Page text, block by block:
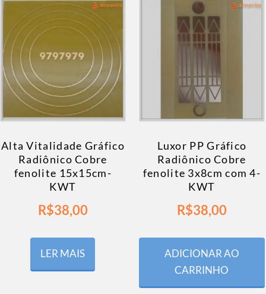
Alta Vitalidade Gráfico
Radiônico Cobre
fenolite 15x15cm-
KWT
R$38,00
LER MAIS
Luxor PP Gráfico
Radiônico Cobre
fenolite 3x8cm com 4-
KWT
R$38,00
ADICIONAR AO
CARRINHO